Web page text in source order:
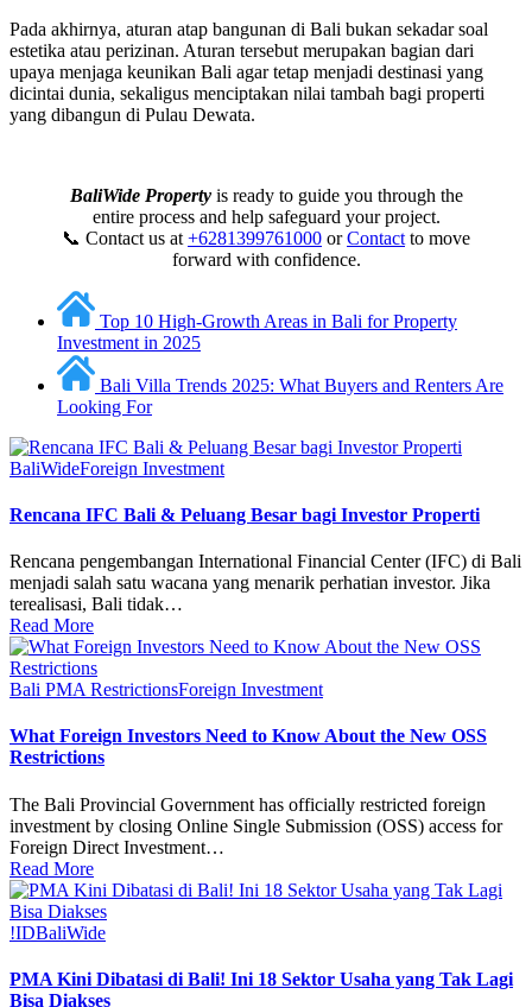
Pada akhirnya, aturan atap bangunan di Bali bukan sekadar soal
estetika atau perizinan. Aturan tersebut merupakan bagian dari
upaya menjaga keunikan Bali agar tetap menjadi destinasi yang
dicintai dunia, sekaligus menciptakan nilai tambah bagi properti
yang dibangun di Pulau Dewata.
BaliWide Propertyis ready to guide you through the
entire process and help safeguard your project.
📞 Contact us at +6281399761000 orContact to move
forward with confidence.
Top 10 High-Growth Areas in Bali for Property
Investment in 2025
Bali Villa Trends 2025: What Buyers and Renters Are
Looking For
BaliWideForeign Investment
Rencana IFC Bali & Peluang Besar bagi Investor Properti
Rencana pengembangan International Financial Center (IFC) di Bali
menjadi salah satu wacana yang menarik perhatian investor. Jika
terealisasi, Bali tidak…
Read More
Bali PMA RestrictionsForeign Investment
What Foreign Investors Need to Know About the New OSS
Restrictions
The Bali Provincial Government has officially restricted foreign
investment by closing Online Single Submission (OSS) access for
Foreign Direct Investment…
Read More
!IDBaliWide
PMA Kini Dibatasi di Bali! Ini 18 Sektor Usaha yang Tak Lagi
Bisa Diakses